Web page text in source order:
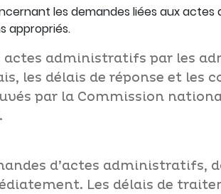
les demandes liées aux
appropriés.
actes administratifs par les
les délais de réponse et les
par la Commission
d’actes administratifs,
Les délais de